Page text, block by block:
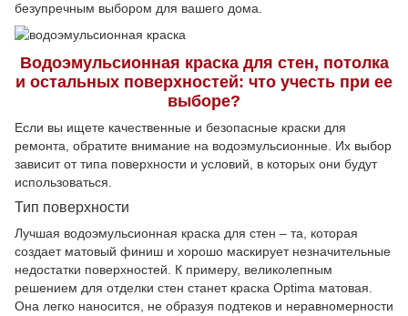
безупречным выбором для вашего дома.
Водоэмульсионная краска для стен, потолка
и остальных поверхностей: что учесть при ее
выборе?
Если вы ищете качественные и безопасные краски для
ремонта, обратите внимание на водоэмульсионные. Их выбор
зависит от типа поверхности и условий, в которых они будут
использоваться.
Тип поверхности
Лучшая водоэмульсионная краска для стен – та, которая
создает матовый финиш и хорошо маскирует незначительные
недостатки поверхностей. К примеру, великолепным
решением для отделки стен станет краска Optima матовая.
Она легко наносится, не образуя подтеков и неравномерности